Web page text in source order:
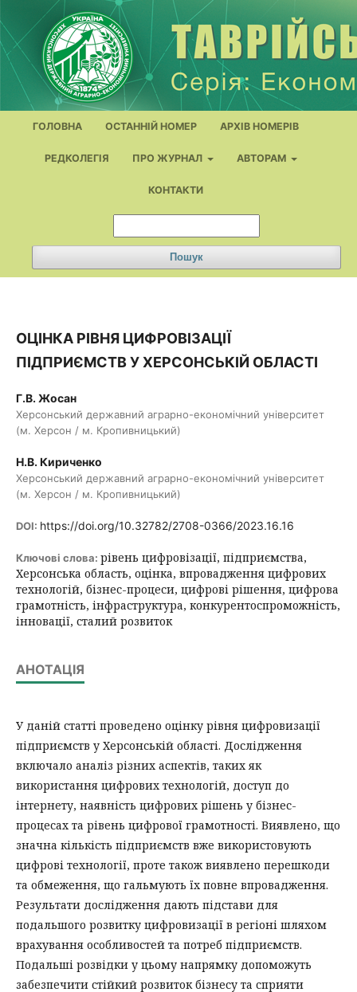
ГОЛОВНА ОСТАННІЙ НОМЕР АРХІВ НОМЕРІВ
РЕДКОЛЕГІЯ ПРО ЖУРНАЛ АВТОРАМ
КОНТАКТИ
Пошук
ОЦІНКА РІВНЯ ЦИФРОВІЗАЦІЇ
ПІДПРИЄМСТВ У ХЕРСОНСЬКІЙ ОБЛАСТІ
Г.В. Жосан
Херсонський державний аграрно-економічний університет
(м. Херсон / м. Кропивницький)
Н.В. Кириченко
Херсонський державний аграрно-економічний університет
(м. Херсон / м. Кропивницький)
DOI: https://doi.org/10.32782/2708-0366/2023.16.16
Ключові слова: рівень цифровізації, підприємства,
Херсонська область, оцінка, впровадження цифрових
технологій, бізнес-процеси, цифрові рішення, цифрова
грамотність, інфраструктура, конкурентоспроможність,
інновації, сталий розвиток
АНОТАЦІЯ
У даній статті проведено оцінку рівня цифровизації
підприємств у Херсонській області. Дослідження
включало аналіз різних аспектів, таких як
використання цифрових технологій, доступ до
інтернету, наявність цифрових рішень у бізнес-
процесах та рівень цифрової грамотності. Виявлено, що
значна кількість підприємств вже використовують
цифрові технології, проте також виявлено перешкоди
та обмеження, що гальмують їх повне впровадження.
Результати дослідження дають підстави для
подальшого розвитку цифровизації в регіоні шляхом
врахування особливостей та потреб підприємств.
Подальші розвідки у цьому напрямку допоможуть
забезпечити стійкий розвиток бізнесу та сприяти